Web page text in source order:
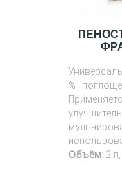
%
Объём: 2